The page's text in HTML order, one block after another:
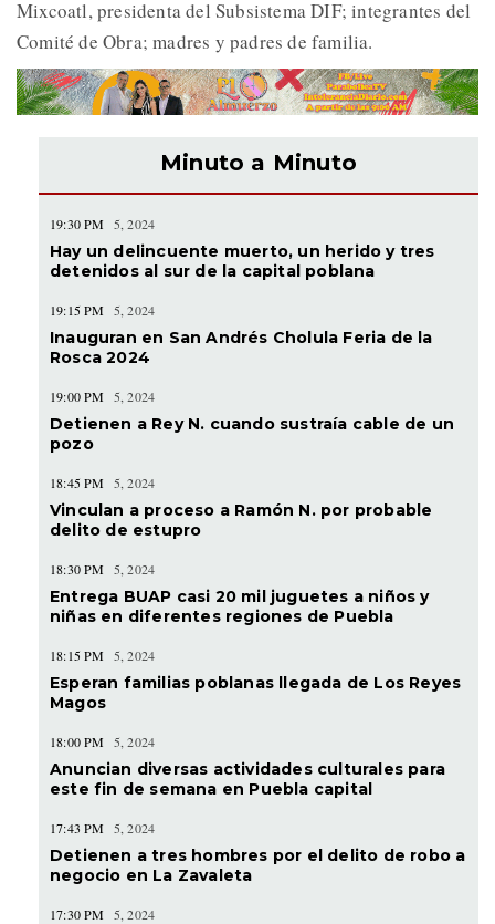
Mixcoatl, presidenta del Subsistema DIF; integrantes del
Comité de Obra; madres y padres de familia.
Minuto a Minuto
19:30 PM 5, 2024
Hay un delincuente muerto, un herido y tres
detenidos al sur de la capital poblana
19:15 PM 5, 2024
Inauguran en San Andrés Cholula Feria de la
Rosca 2024
19:00 PM 5, 2024
Detienen a Rey N. cuando sustraía cable de un
pozo
18:45 PM 5, 2024
Vinculan a proceso a Ramón N. por probable
delito de estupro
18:30 PM 5, 2024
Entrega BUAP casi 20 mil juguetes a niños y
niñas en diferentes regiones de Puebla
18:15 PM 5, 2024
Esperan familias poblanas llegada de Los Reyes
Magos
18:00 PM 5, 2024
Anuncian diversas actividades culturales para
este fin de semana en Puebla capital
17:43 PM 5, 2024
Detienen a tres hombres por el delito de robo a
negocio en La Zavaleta
17:30 PM 5, 2024